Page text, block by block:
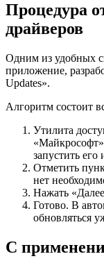
Процедура
драйверов
Одним из удобных
приложение,
Updates».
Алгоритм состоит
Утилита
запустить
Отметить
нет
Нажать
Готово. В
обновляться
С